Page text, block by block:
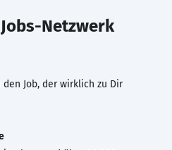
Jobs-Netzwerk
Job, der wirklich zu Dir